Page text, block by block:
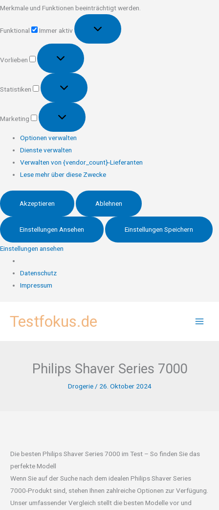
Merkmale und Funktionen beeinträchtigt werden.
Funktional
Immer aktiv
Vorlieben
Vorlieben
Statistiken
Statistiken
Marketing
Marketing
Optionen verwalten
Dienste verwalten
Verwalten von {vendor_count}-Lieferanten
Lese mehr über diese Zwecke
Akzeptieren Ablehnen
Einstellungen Ansehen Einstellungen Speichern
Einstellungen ansehen
Datenschutz
Impressum
InhaltTestfokus.de
Philips Shaver Series 7000
Drogerie/ 26. Oktober 2024
Die besten Philips Shaver Series 7000 im Test – So finden Sie das
perfekte Modell
Wenn Sie auf der Suche nach dem idealen Philips Shaver Series
7000-Produkt sind, stehen Ihnen zahlreiche Optionen zur Verfügung.
Unser umfassender Vergleich stellt die besten Modelle vor und